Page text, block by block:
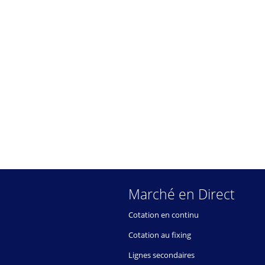
Marché en Direct
Cotation en continu
Cotation au fixing
Lignes secondaires